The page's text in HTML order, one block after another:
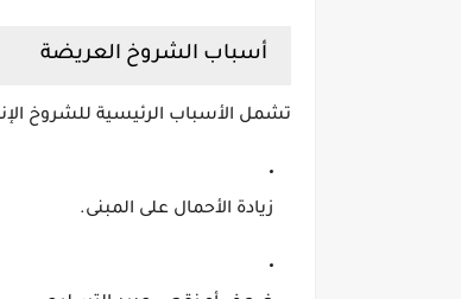
أسباب الشروخ العريضة
تشمل الأسباب الرئيسية للشروخ
زيادة الأحمال على المبنى.